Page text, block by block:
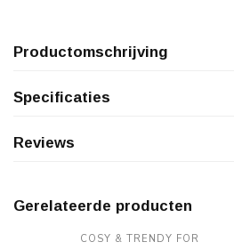
Productomschrijving
Specificaties
Reviews
Gerelateerde producten
COSY & TRENDY FOR